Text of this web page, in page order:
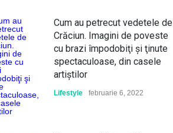
Cum au petrecut vedetele de
Crăciun. Imagini de poveste
cu brazi împodobiţi şi ţinute
spectaculoase, din casele
artiştilor
Lifestyle februarie 6, 2022